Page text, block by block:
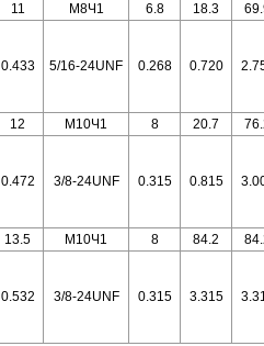
11 M8Ч1 6.8 18.3
0.433 5/16-24UNF 0.268 0.720
12 M10Ч1 8 20.7
0.472 3/8-24UNF 0.315 0.815
13.5 M10Ч1 8 84.2
0.532 3/8-24UNF 0.315 3.315